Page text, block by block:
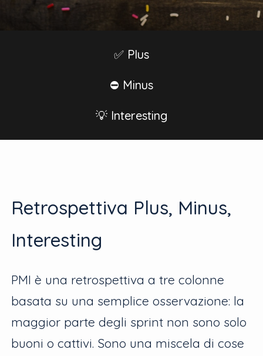
✅ Plus
⛔️ Minus
💡 Interesting
Retrospettiva Plus, Minus,
Interesting
PMI è una retrospettiva a tre colonne
basata su una semplice osservazione: la
maggior parte degli sprint non sono solo
buoni o cattivi. Sono una miscela di cose